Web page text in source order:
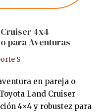
4x4
para Aventuras
S
en pareja o
Land Cruiser
4×4 y robustez para